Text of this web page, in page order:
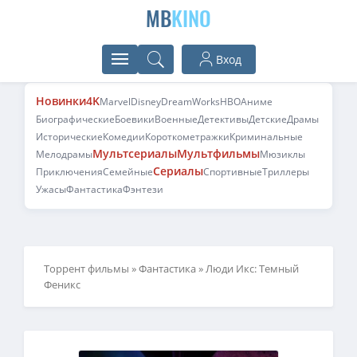
MBKINO
Вход
Новинки4KMarvelDisneyDreamWorksHBOАниме
БиографическиеБоевикиВоенныеДетективыДетскиеДрамы
ИсторическиеКомедииКороткометражкиКриминальные
МелодрамыМультсериалыМультфильмыМюзиклы
ПриключенияСемейныеСериалыСпортивныеТриллеры
УжасыФантастикаФэнтези
Торрент фильмы »Фантастика» Люди Икс: Темный
Феникс